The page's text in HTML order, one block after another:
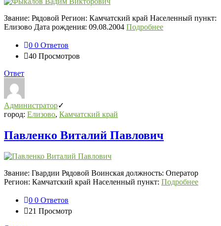
Звание: Рядовой Регион: Камчатский край Населенный пункт:
Елизово Дата рождения: 09.08.2004 Подробнее
0 0 Ответов
40 Просмотров
Ответ
Администратор
город: Елизово, Камчатский край
Павленко Виталий Павлович
Звание: Гвардии Рядовой Воинская должность: Оператор
Регион: Камчатский край Населенный пункт: Подробнее
0 0 Ответов
21 Просмотр